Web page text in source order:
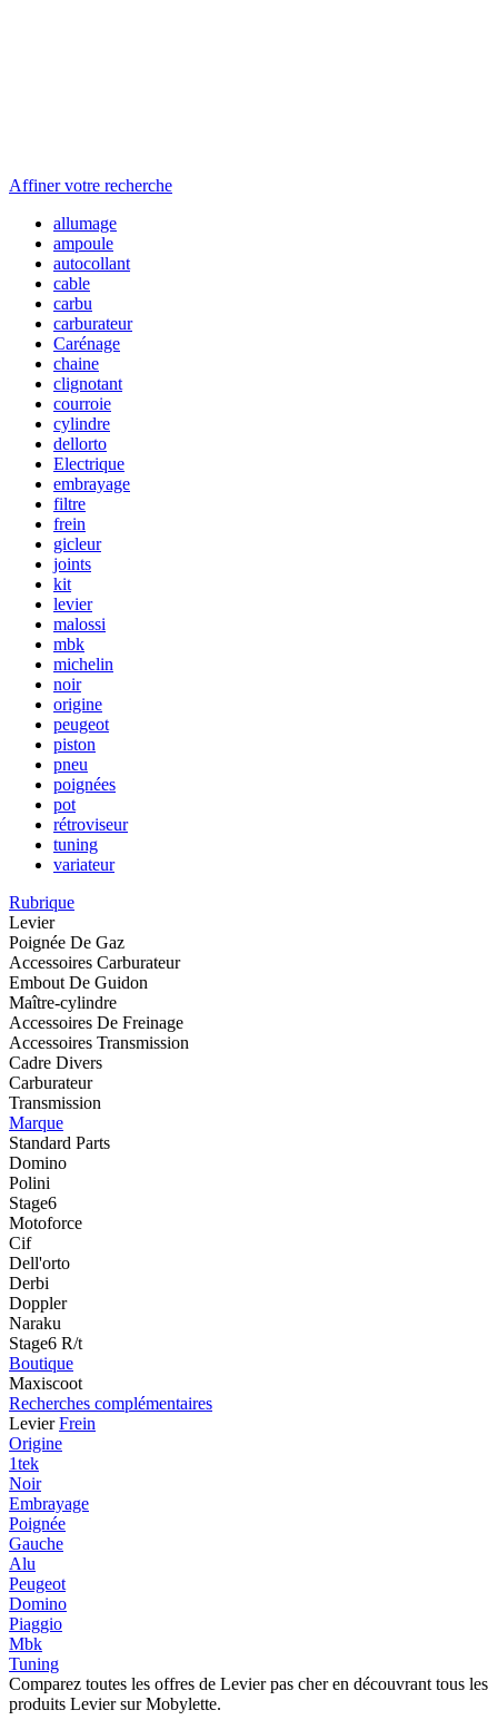
Affiner votre recherche
allumage
ampoule
autocollant
cable
carbu
carburateur
Carénage
chaine
clignotant
courroie
cylindre
dellorto
Electrique
embrayage
filtre
frein
gicleur
joints
kit
levier
malossi
mbk
michelin
noir
origine
peugeot
piston
pneu
poignées
pot
rétroviseur
tuning
variateur
Rubrique
Levier
Poignée De Gaz
Accessoires Carburateur
Embout De Guidon
Maître-cylindre
Accessoires De Freinage
Accessoires Transmission
Cadre Divers
Carburateur
Transmission
Marque
Standard Parts
Domino
Polini
Stage6
Motoforce
Cif
Dell'orto
Derbi
Doppler
Naraku
Stage6 R/t
Boutique
Maxiscoot
Recherches complémentaires
Levier Frein
Origine
1tek
Noir
Embrayage
Poignée
Gauche
Alu
Peugeot
Domino
Piaggio
Mbk
Tuning
Comparez toutes les offres de Levier pas cher en découvrant tous les
produits Levier sur Mobylette.